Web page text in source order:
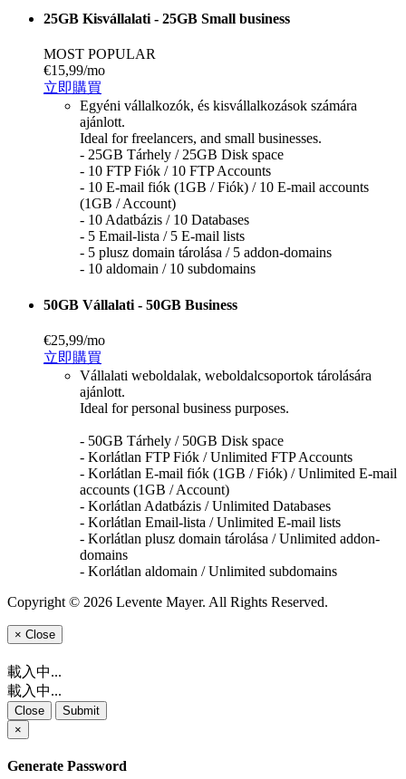
25GB Kisvállalati - 25GB Small business
MOST POPULAR
€15,99/mo
立即購買
Egyéni vállalkozók, és kisvállalkozások számára
ajánlott.
Ideal for freelancers, and small businesses.
- 25GB Tárhely / 25GB Disk space
- 10 FTP Fiók / 10 FTP Accounts
- 10 E-mail fiók (1GB / Fiók) / 10 E-mail accounts
(1GB / Account)
- 10 Adatbázis / 10 Databases
- 5 Email-lista / 5 E-mail lists
- 5 plusz domain tárolása / 5 addon-domains
- 10 aldomain / 10 subdomains
50GB Vállalati - 50GB Business
€25,99/mo
立即購買
Vállalati weboldalak, weboldalcsoportok tárolására
ajánlott.
Ideal for personal business purposes.
- 50GB Tárhely / 50GB Disk space
- Korlátlan FTP Fiók / Unlimited FTP Accounts
- Korlátlan E-mail fiók (1GB / Fiók) / Unlimited E-mail
accounts (1GB / Account)
- Korlátlan Adatbázis / Unlimited Databases
- Korlátlan Email-lista / Unlimited E-mail lists
- Korlátlan plusz domain tárolása / Unlimited addon-
domains
- Korlátlan aldomain / Unlimited subdomains
Copyright © 2026 Levente Mayer. All Rights Reserved.
× Close
載入中...
載入中...
Close
Submit
×
Generate Password